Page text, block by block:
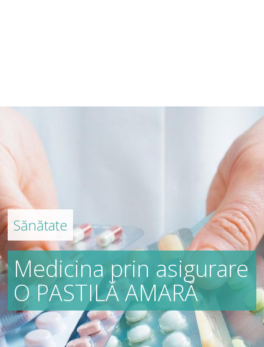
Sănătate
Medicina prin asigurare
O PASTILĂ AMARĂ